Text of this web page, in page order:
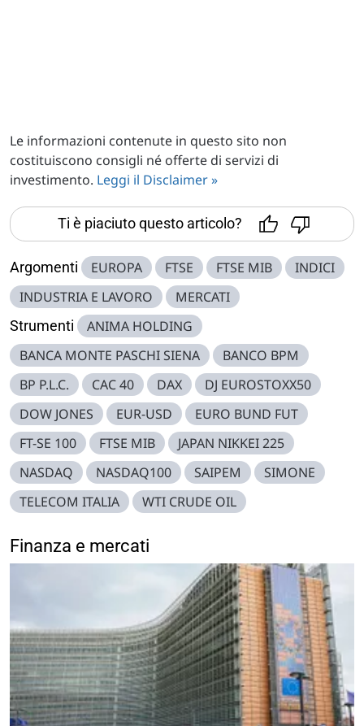
Le informazioni contenute in questo sito non
costituiscono consigli né offerte di servizi di
investimento. Leggi il Disclaimer »
Ti è piaciuto questo articolo?
Argomenti EUROPA FTSE FTSE MIB
INDICI
INDUSTRIA E LAVORO
MERCATI
Strumenti
ANIMA HOLDING
BANCA MONTE PASCHI SIENA
BANCO BPM
BP P.L.C.
CAC 40 DAX
DJ EUROSTOXX50
DOW JONES
EUR-USD
EURO BUND FUT
FT-SE 100
FTSE MIB
JAPAN NIKKEI 225
NASDAQ
NASDAQ100 SAIPEM
SIMONE
TELECOM ITALIA
WTI CRUDE OIL
Finanza e mercati